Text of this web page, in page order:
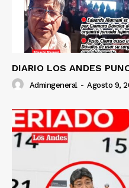
DIARIO LOS ANDES
Admingeneral - Agosto 9,